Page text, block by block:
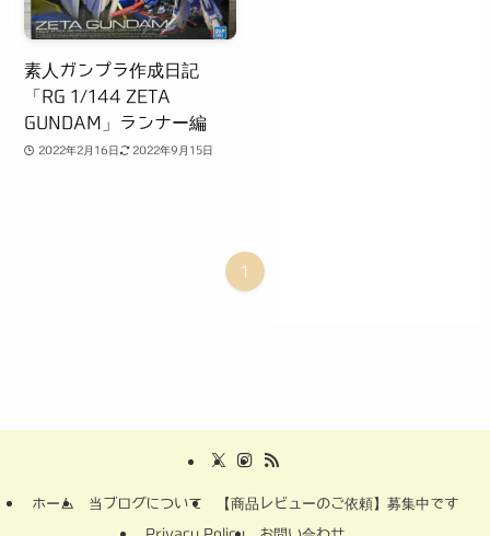
素人ガンプラ作成日記
「RG 1/144 ZETA
GUNDAM」ランナー編
2022年2月16日 2022年9月15日
1
ホーム 当ブログについて
【商品レビューのご依頼】募集中です